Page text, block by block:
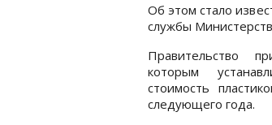
Об этом стало
службы
Правительство
которым
стоимость
следующего года.